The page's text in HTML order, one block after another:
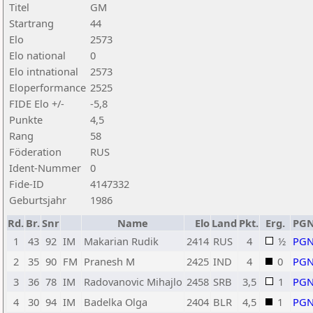
Titel
GM
Startrang
44
Elo
2573
Elo national
0
Elo intnational
2573
Eloperformance 2525
FIDE Elo +/-
-5,8
Punkte
4,5
Rang
58
Föderation
RUS
Ident-Nummer
0
Fide-ID
4147332
Geburtsjahr
1986
Rd. Br.Snr Name Elo Land Pkt. Erg.
1
43 92 IM Makarian Rudik 2414 RUS 4 ½
2
35 90 FM Pranesh M 2425 IND 4 0
3
36 78 IM Radovanovic Mihajlo 2458 SRB 3,5 1
4
30 94 IM Badelka Olga 2404 BLR 4,5 1